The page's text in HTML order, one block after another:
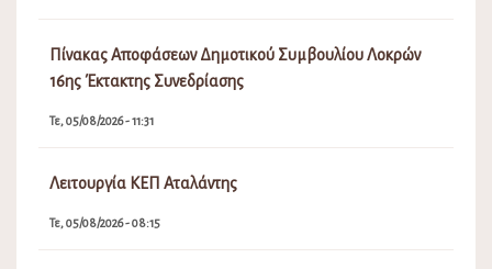
Πίνακας Αποφάσεων Δημοτικού Συμβουλίου Λοκρών
16ης Έκτακτης Συνεδρίασης
Τε, 05/08/2026 - 11:31
Λειτουργία ΚΕΠ Αταλάντης
Τε, 05/08/2026 - 08:15